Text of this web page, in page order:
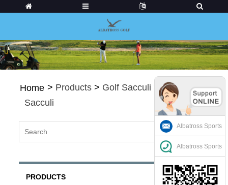
Home > Products > Golf Sacculi >Sta Golf
Sacculi
PRODUCTS
Albatross Sports
Albatross Sports